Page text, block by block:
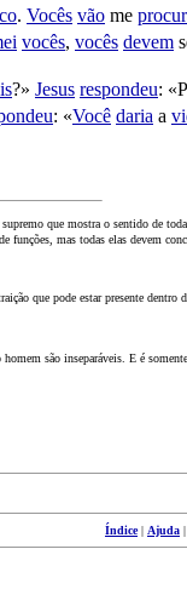
. Vocês vão me
vocês, vocês devem
?» Jesus respondeu:
: «Você daria a
que mostra o sentido de
funções, mas todas elas devem
que pode estar presente dentro
são inseparáveis. E é
Índice| Ajuda |